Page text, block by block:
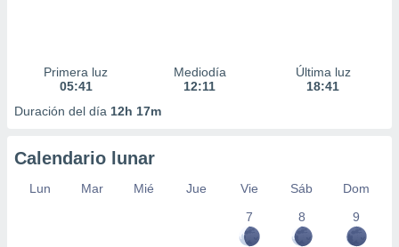
Primera luz
05:41
Mediodía
12:11
Última luz
18:41
Duración del día 12h 17m
Calendario lunar
Lun Mar Mié Jue Vie Sáb
Dom
7
8 9